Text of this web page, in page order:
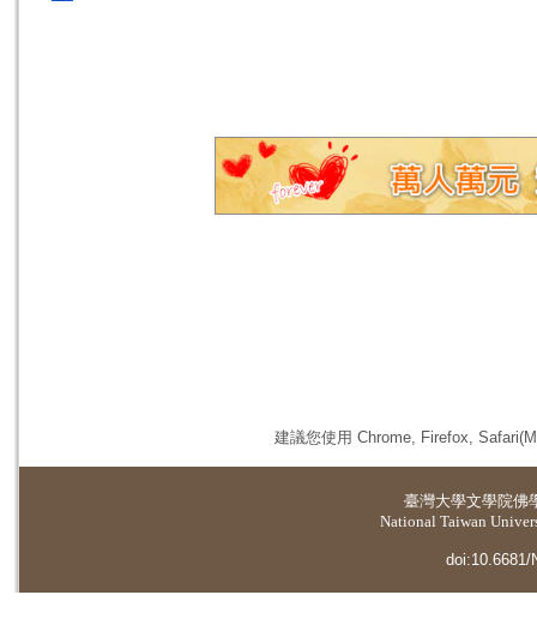
建議您使用 Chrome, Firefox,
臺灣大學文學院佛
National Taiwan
doi:10.6681/